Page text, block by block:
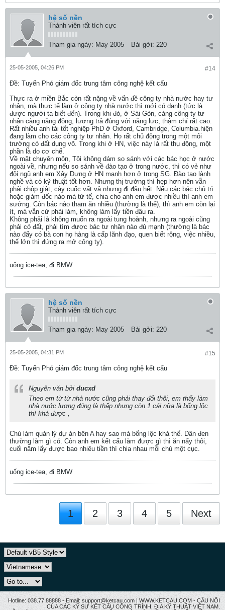
hệ số nền
Thành viên rất tích cực
Tham gia ngày: May 2005 Bài gởi: 220
#14
25-05-2005, 04:26 PM
Ðề: Tuyển Phó giám đốc trung tâm công nghệ kết cấu
Thực ra ở miền Bắc còn rất nặng về vấn đề công ty nhà nước hay tư
nhân, mà thực tế làm ở công ty nhà nước thì mới có danh (tức là
được người ta biết đến). Trong khi đó, ở Sài Gòn, càng công ty tư
nhân càng năng động, lương trả đúng với năng lực, thậm chí rất cao.
Rất nhiều anh tài tốt nghiệp PhD ở Oxford, Cambridge, Columbia.hiện
đang làm cho các công ty tư nhân. Họ rất chủ động trong một môi
trường có đất dụng võ. Trong khi ở HN, việc này là rất thụ động, một
phần là do cơ chế.
Về mặt chuyên môn, Tôi không dám so sánh với các bác học ở nước
ngoài về, nhưng nếu so sánh về đào tạo ở trong nước, thì có vẻ như
đội ngũ anh em Xây Dựng ở HN mạnh hơn ở trong SG. Đào tạo lành
nghề và có kỹ thuật tốt hơn. Nhưng thị trường thì hẹp hơn nên vẫn
phải chộp giật, cày cuốc vất vả nhưng đi đâu hết. Nếu các bác chủ trì
hoặc giám đốc nào mà tử tế, chia cho anh em được nhiều thì anh em
sướng. Còn bác nào tham ăn nhiều (thường là thế), thì anh em còn lại
ít, mà vẫn cứ phải làm, không làm lấy tiền đâu ra.
Không phải là không muốn ra ngoài tung hoành, nhưng ra ngoài cũng
phải có đất, phải tìm được bác tư nhân nào đủ mạnh (thường là bác
nào đấy có bà con họ hàng là cấp lãnh đạo, quen biết rộng, việc nhiều,
thế lớn thì đứng ra mở công ty).
uống ice-tea, đi BMW
hệ số nền
Thành viên rất tích cực
Tham gia ngày: May 2005 Bài gởi: 220
#15
25-05-2005, 04:31 PM
Ðề: Tuyển Phó giám đốc trung tâm công nghệ kết cấu
Nguyên văn bởi ducxd
Theo em từ từ nhà nước cũng phải thay đổi thôi, em thấy làm
nhà nước lương đúng là thấp nhưng còn 1 cái nữa là bổng lộc
thì khá được ,
Chú làm quản lý dự án bên A hay sao mà bổng lộc khá thế. Dân đen
thường làm gì có. Còn anh em kết cấu làm được gì thì ăn nấy thôi,
cuối năm lấy được bao nhiêu tiền thì chia nhau mỗi chú một cục.
uống ice-tea, đi BMW
1 2 3 4 5 Next
Hotline: 038.77 88888 - Email: support@ketcau.com | WWW.KETCAU.COM - CẦU NỐI
CỦA CÁC KỸ SƯ KẾT CẤU CÔNG TRÌNH, ĐỊA KỸ THUẬT VIỆT NAM.